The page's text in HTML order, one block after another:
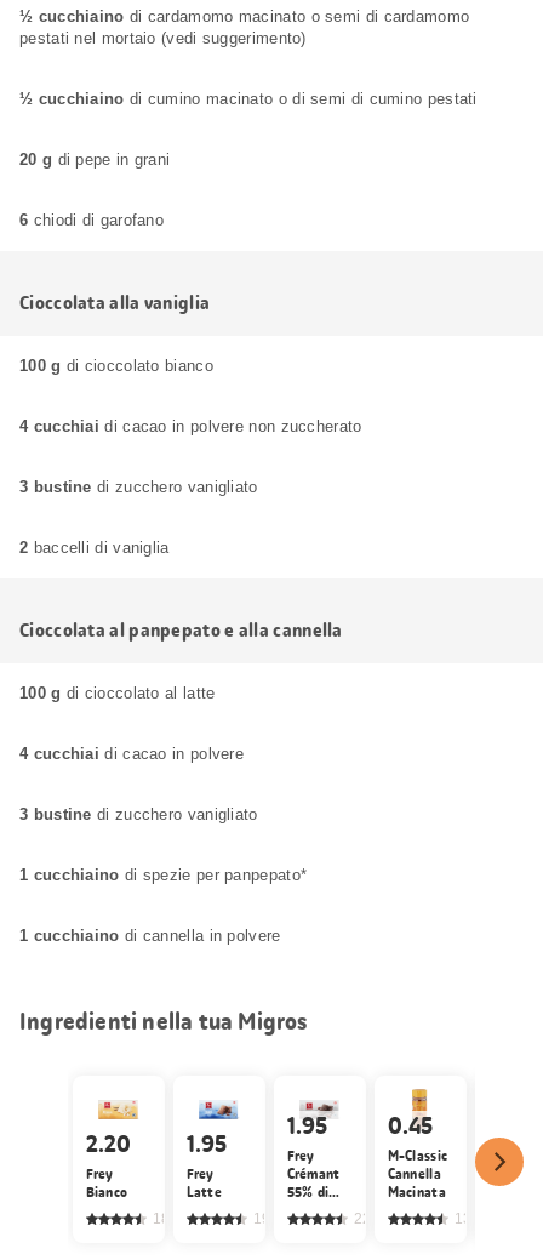
½ cucchiaino di cardamomo macinato o semi di cardamomo
pestati nel mortaio (vedi suggerimento)
½ cucchiaino di cumino macinato o di semi di cumino pestati
20 g di pepe in grani
6 chiodi di garofano
Cioccolata alla vaniglia
100 g di cioccolato bianco
4 cucchiai di cacao in polvere non zuccherato
3 bustine di zucchero vanigliato
2 baccelli di vaniglia
Cioccolata al panpepato e alla cannella
100 g di cioccolato al latte
4 cucchiai di cacao in polvere
3 bustine di zucchero vanigliato
1 cucchiaino di spezie per panpepato*
1 cucchiaino di cannella in polvere
Ingredienti nella tua Migros
2.20
Frey
Bianco
189
1.95
Frey
Latte
191
1.95
Frey
Crémant
55% di
cacao
220
0.45
M-Classic
Cannella
Macinata
135
4.50
Baccelli
vaniglia